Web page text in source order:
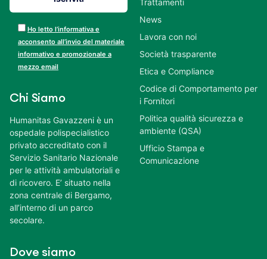
Ho letto l’informativa e
acconsento all’invio del materiale
informativo e promozionale a
mezzo email
Chi Siamo
Humanitas Gavazzeni è un
ospedale polispecialistico
privato accreditato con il
Servizio Sanitario Nazionale
per le attività ambulatoriali e
di ricovero. E’ situato nella
zona centrale di Bergamo,
all’interno di un parco
secolare.
Dove siamo
News
Lavora con noi
Società trasparente
Etica e Compliance
Codice di Comportamento per
i Fornitori
Politica qualità sicurezza e
ambiente (QSA)
Ufficio Stampa e
Comunicazione